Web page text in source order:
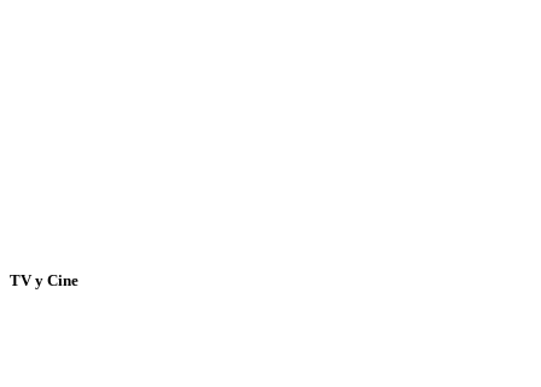
TV y Cine